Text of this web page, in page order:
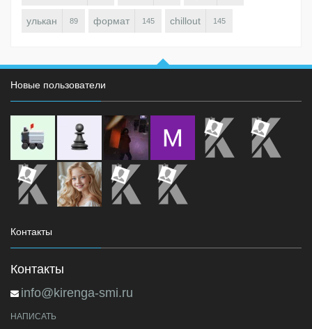
улькан 89 формат 145 chillout 145
Новые пользователи
Контакты
Контакты
info@kirenga-smi.ru
НАПИСАТЬ